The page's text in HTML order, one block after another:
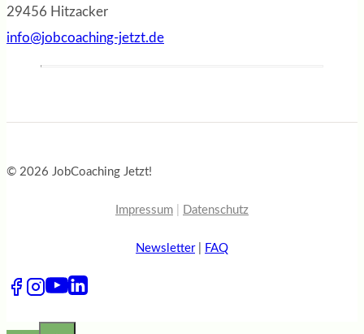
29456 Hitzacker
info@jobcoaching-jetzt.de
© 2026 JobCoaching Jetzt!
Impressum Datenschutz
Newsletter| FAQ